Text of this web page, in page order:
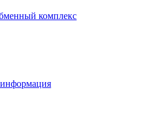
комплекс